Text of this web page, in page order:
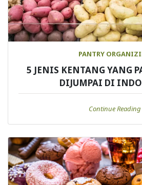
PANTRY
5 JENIS KENTANG YANG
DIJUMPAI DI
Continue Reading